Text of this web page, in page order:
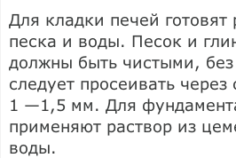
Для кладки печей готовят
песка и воды. Песок и
должны быть чистыми,
следует просеивать через
1 —1,5 мм. Для
применяют раствор из
воды.